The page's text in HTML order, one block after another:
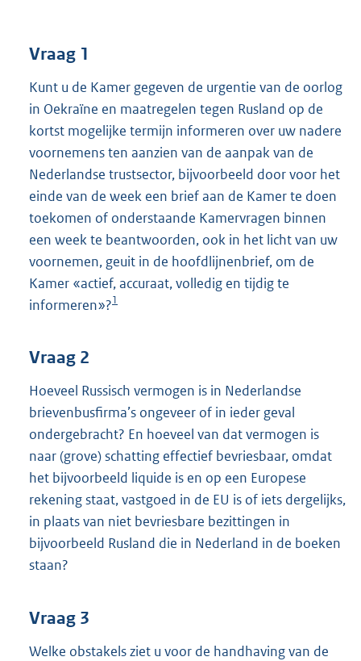
K
b
Vraag 1
Kunt u de Kamer gegeven de urgentie van de oorlog
in Oekraïne en maatregelen tegen Rusland op de
kortst mogelijke termijn informeren over uw nadere
voornemens ten aanzien van de aanpak van de
Nederlandse trustsector, bijvoorbeeld door voor het
einde van de week een brief aan de Kamer te doen
toekomen of onderstaande Kamervragen binnen
een week te beantwoorden, ook in het licht van uw
voornemen, geuit in de hoofdlijnenbrief, om de
Kamer «actief, accuraat, volledig en tijdig te
informeren»?1
Vraag 2
Hoeveel Russisch vermogen is in Nederlandse
brievenbusfirma’s ongeveer of in ieder geval
ondergebracht? En hoeveel van dat vermogen is
naar (grove) schatting effectief bevriesbaar, omdat
het bijvoorbeeld liquide is en op een Europese
rekening staat, vastgoed in de EU is of iets dergelijks,
in plaats van niet bevriesbare bezittingen in
bijvoorbeeld Rusland die in Nederland in de boeken
staan?
Vraag 3
Welke obstakels ziet u voor de handhaving van de